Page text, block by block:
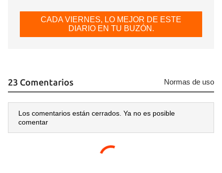
CADA VIERNES, LO MEJOR DE ESTE
DIARIO EN TU BUZÓN.
23 Comentarios Normas de uso
Los comentarios están cerrados. Ya no es posible
comentar